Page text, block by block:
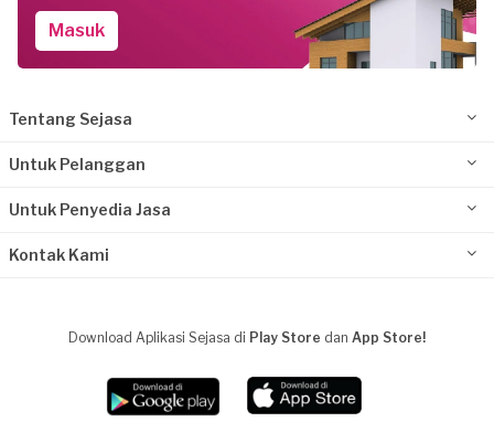
Masuk
Tentang Sejasa
Untuk Pelanggan
Untuk Penyedia Jasa
Kontak Kami
Download Aplikasi Sejasa di Play Store dan App Store!